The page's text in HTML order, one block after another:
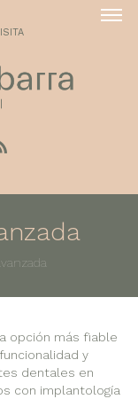
opción más fiable
y
dentales en
con implantología